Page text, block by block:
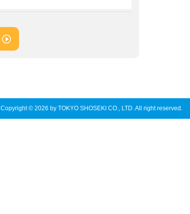
Copyright © 2026 by TOKYO SHOSEKI CO., LTD. All right reserved.